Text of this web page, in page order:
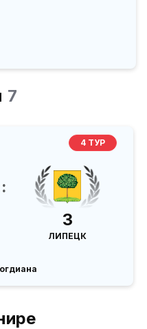
7
4 ТУР
:
3
ЛИПЕЦК